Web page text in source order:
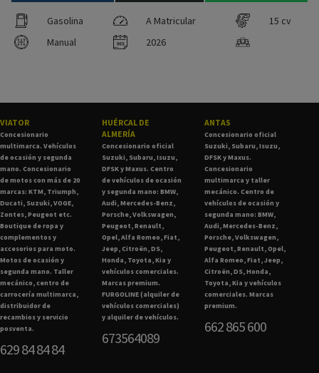
Gasolina A Matricular
15 cv
Manual
2026
VIATOR
Concesionario
multimarca. Vehículos
de ocasión y segunda
mano. Concesionario
de motos con más de 20
marcas: KTM, Triumph,
Ducati, Suzuki, VOGE,
Zontes, Peugeot etc.
Boutique de ropa y
complementos y
accesorios para moto.
Motos de ocasión y
segunda mano. Taller
mecánico, centro de
carrocería multimarca,
distribuidor de
recambios y servicio
posventa.
629 84 84 84
HUÉRCAL DE
ALMERÍA
Concesionario oficial
Suzuki, Subaru, Isuzu,
DFSK y Maxus. Centro
de vehículos de ocasión
y segunda mano: BMW,
Audi, Mercedes-Benz,
Porsche, Volkswagen,
Peugeot, Renault,
Opel, Alfa Romeo, Fiat,
Jeep, Citroën, DS,
Honda, Toyota, Kia y
vehículos comerciales.
Marcas premium.
FURGOLINE (alquiler de
vehículos comerciales)
y alquiler de vehículos.
673564089
ANTAS
Concesionario oficial
Suzuki, Subaru, Isuzu,
DFSK y Maxus.
Concesionario
multimarca y taller
mecánico. Centro de
vehículos de ocasión y
segunda mano: BMW,
Audi, Mercedes-Benz,
Porsche, Volkswagen,
Peugeot, Renault, Opel,
Alfa Romeo, Fiat, Jeep,
Citroën, DS, Honda,
Toyota, Kia y vehículos
comerciales. Marcas
premium.
662 865 600